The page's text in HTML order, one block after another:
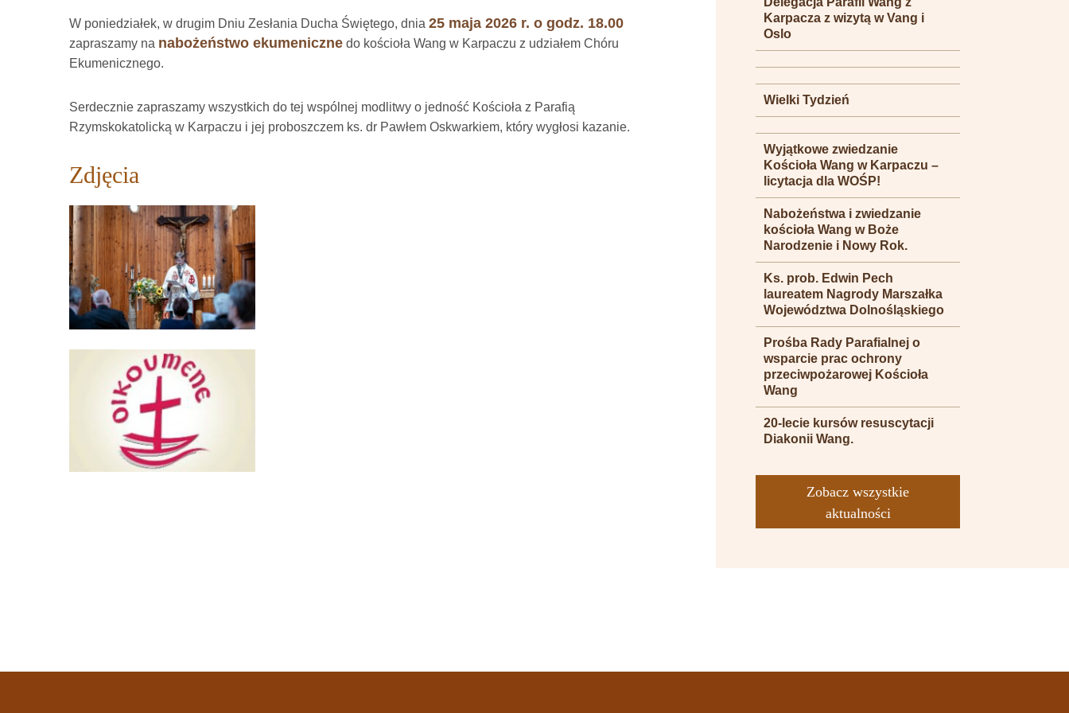
W poniedziałek, w drugim Dniu Zesłania Ducha Świętego, dnia 25 maja 2026 r. o godz. 18.00
zapraszamy na nabożeństwo ekumeniczne do kościoła Wang w Karpaczu z udziałem Chóru
Ekumenicznego.
Serdecznie zapraszamy wszystkich do tej wspólnej modlitwy o jedność Kościoła z Parafią
Rzymskokatolicką w Karpaczu i jej proboszczem ks. dr Pawłem Oskwarkiem, który wygłosi kazanie.
Zdjęcia
Karpacza z wizytą w Vang i
Oslo
Wielki Tydzień
Wyjątkowe zwiedzanie
Kościoła Wang w Karpaczu –
licytacja dla WOŚP!
Nabożeństwa i zwiedzanie
kościoła Wang w Boże
Narodzenie i Nowy Rok.
Ks. prob. Edwin Pech
laureatem Nagrody Marszałka
Województwa Dolnośląskiego
Prośba Rady Parafialnej o
wsparcie prac ochrony
przeciwpożarowej Kościoła
Wang
20-lecie kursów resuscytacji
Diakonii Wang.
Zobacz wszystkie
aktualności